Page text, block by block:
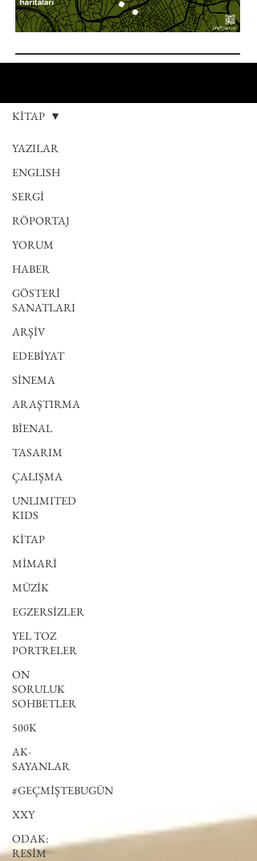
YAZILAR
ENGLISH
SERGİ
RÖPORTAJ
YORUM
HABER
GÖSTERİ
SANATLARI
ARŞİV
EDEBİYAT
SİNEMA
ARAŞTIRMA
BİENAL
TASARIM
ÇALIŞMA
UNLIMITED
KIDS
KİTAP
MİMARİ
MÜZİK
EGZERSİZLER
YEL TOZ
PORTRELER
ON
SORULUK
SOHBETLER
500K
AK-
SAYANLAR
#GEÇMİŞTEBUGÜN
XXY
ODAK:
RESİM
KİTAP